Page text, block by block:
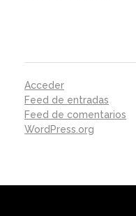
Acceder
Feed de entradas
Feed de comentarios
WordPress.org